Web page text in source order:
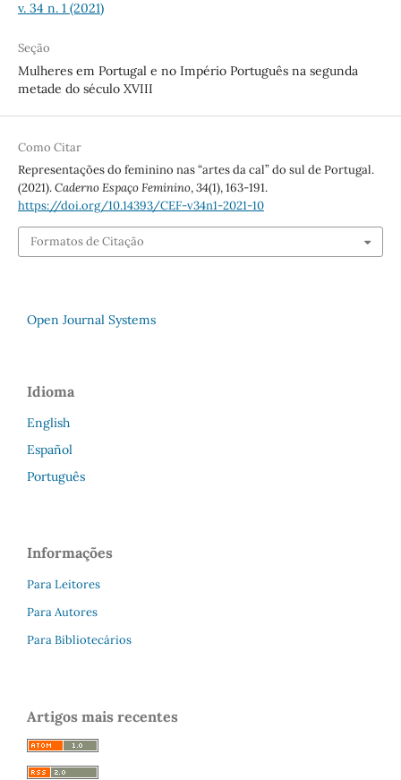
v. 34 n. 1 (2021)
Seção
Mulheres em Portugal e no Império Português na segunda
metade do século XVIII
Como Citar
Representações do feminino nas “artes da cal” do sul de Portugal.
(2021).Caderno Espaço Feminino,34(1), 163-191.
https://doi.org/10.14393/CEF-v34n1-2021-10
Formatos de Citação
Open Journal Systems
Idioma
English
Español
Português
Informações
Para Leitores
Para Autores
Para Bibliotecários
Artigos mais recentes